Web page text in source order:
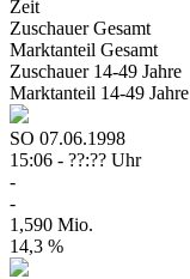
Zeit
ZuschauerGesamt
Marktanteil Gesamt
Zuschauer 14-49 Jahre
Marktanteil 14-49 Jahre
SO 07.06.1998
15:06 - ??:?? Uhr
-
-
1,590 Mio.
14,3 %